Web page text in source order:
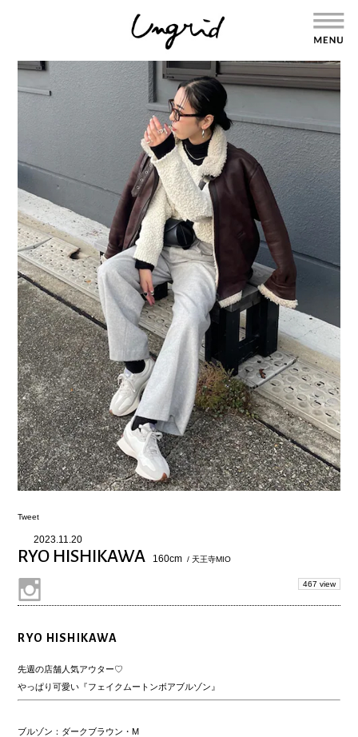
Tweet
2023.11.20
RYO HISHIKAWA 160cm / 天王寺MIO
467 view
RYO HISHIKAWA
先週の店舗人気アウター♡
やっぱり可愛い『フェイクムートンボアブルゾン』
ブルゾン：ダークブラウン・M